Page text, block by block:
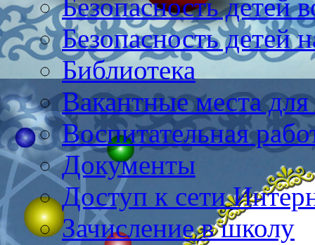
Безопасность детей
Безопасность детей
Библиотека
Вакантные места
Воспитательная
Документы
Доступ к сети
Зачисление в школу